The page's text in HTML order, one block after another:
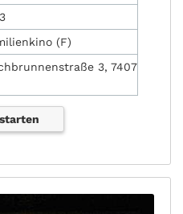
(F)
3, 74072